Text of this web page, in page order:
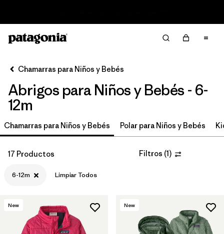
Ordenar Por
Filtrar por
Category
Filtrar por
Price
Filtrar por
Chamarras para Niños y Bebés
Abrigos para Niños y Bebés - 6-
12m
Chamarras para Niños y Bebés Polar para Niños y Bebés
17 Productos Filtros (1)
6-12m Limpiar Todos
New New